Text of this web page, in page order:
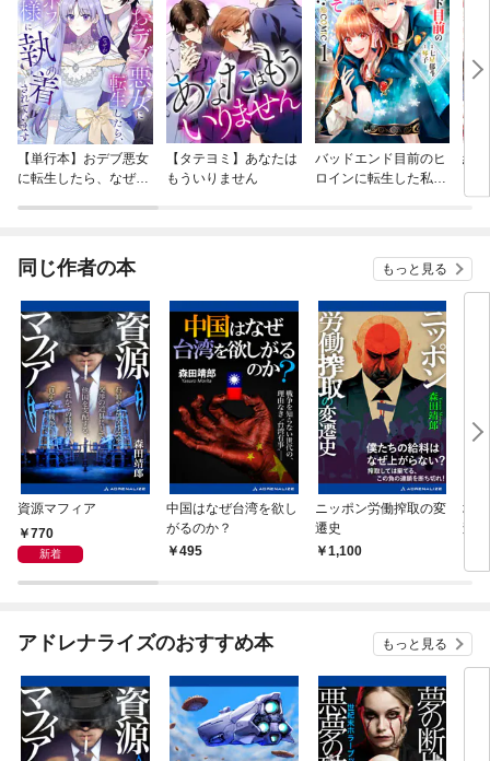
【単行本】おデブ悪女
に転生したら、なぜか
【タテヨミ】あなたは
もういりません
バッドエンド目前のヒ
ロインに転生した私、
結
同じ作者の本 もっと見る
資源マフィア
770
新着
中国はなぜ台湾を欲し
がるのか？
495
ニッポン労働搾取の変
遷史
1,100
地
森」
アドレナライズのおすすめ本 もっと見る